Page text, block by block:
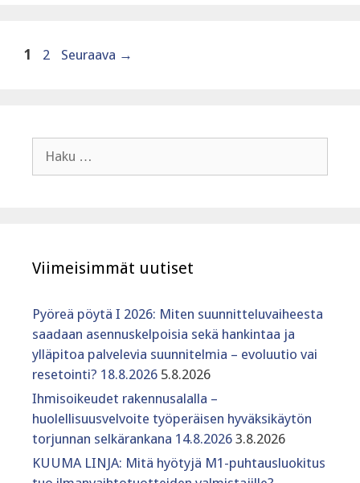
Sivu
1 Sivu
2 Seuraava →
Viimeisimmät uutiset
Pyöreä pöytä I 2026: Miten suunnitteluvaiheesta
saadaan asennuskelpoisia sekä hankintaa ja
ylläpitoa palvelevia suunnitelmia – evoluutio vai
resetointi? 18.8.2026 5.8.2026
Ihmisoikeudet rakennusalalla –
huolellisuusvelvoite työperäisen hyväksikäytön
torjunnan selkärankana 14.8.2026 3.8.2026
KUUMA LINJA: Mitä hyötyjä M1-puhtausluokitus